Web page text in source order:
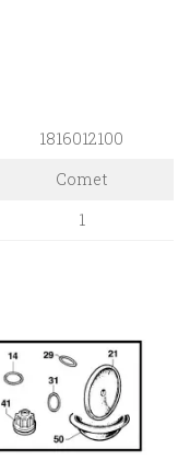
1816012100
Comet
1